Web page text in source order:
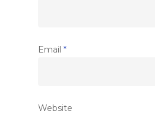
Email *
Website